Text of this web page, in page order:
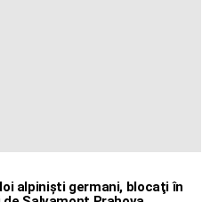
alpinişti germani, blocaţi în